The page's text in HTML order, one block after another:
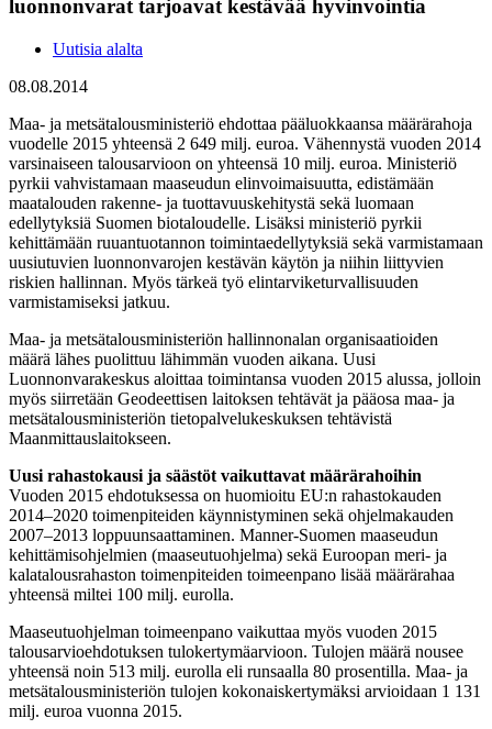
luonnonvarat tarjoavat kestävää hyvinvointia
Uutisia alalta
08.08.2014
Maa- ja metsätalousministeriö ehdottaa pääluokkaansa määrärahoja
vuodelle 2015 yhteensä 2 649 milj. euroa. Vähennystä vuoden 2014
varsinaiseen talousarvioon on yhteensä 10 milj. euroa. Ministeriö
pyrkii vahvistamaan maaseudun elinvoimaisuutta, edistämään
maatalouden rakenne- ja tuottavuuskehitystä sekä luomaan
edellytyksiä Suomen biotaloudelle. Lisäksi ministeriö pyrkii
kehittämään ruuantuotannon toimintaedellytyksiä sekä varmistamaan
uusiutuvien luonnonvarojen kestävän käytön ja niihin liittyvien
riskien hallinnan. Myös tärkeä työ elintarviketurvallisuuden
varmistamiseksi jatkuu.
Maa- ja metsätalousministeriön hallinnonalan organisaatioiden
määrä lähes puolittuu lähimmän vuoden aikana. Uusi
Luonnonvarakeskus aloittaa toimintansa vuoden 2015 alussa, jolloin
myös siirretään Geodeettisen laitoksen tehtävät ja pääosa maa- ja
metsätalousministeriön tietopalvelukeskuksen tehtävistä
Maanmittauslaitokseen.
Uusi rahastokausi ja säästöt vaikuttavat määrärahoihin
Vuoden 2015 ehdotuksessa on huomioitu EU:n rahastokauden
2014–2020 toimenpiteiden käynnistyminen sekä ohjelmakauden
2007–2013 loppuunsaattaminen. Manner-Suomen maaseudun
kehittämisohjelmien (maaseutuohjelma) sekä Euroopan meri- ja
kalatalousrahaston toimenpiteiden toimeenpano lisää määrärahaa
yhteensä miltei 100 milj. eurolla.
Maaseutuohjelman toimeenpano vaikuttaa myös vuoden 2015
talousarvioehdotuksen tulokertymäarvioon. Tulojen määrä nousee
yhteensä noin 513 milj. eurolla eli runsaalla 80 prosentilla. Maa- ja
metsätalousministeriön tulojen kokonaiskertymäksi arvioidaan 1 131
milj. euroa vuonna 2015.